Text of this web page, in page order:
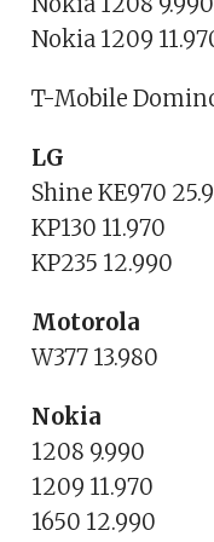
Nokia 1209
T-Mobile
LG
Shine KE970
KP130 11.970
KP235 12.990
Motorola
W377 13.980
Nokia
1208 9.990
1209 11.970
1650 12.990